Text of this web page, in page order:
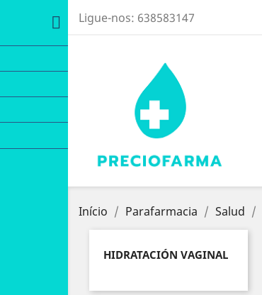
Ligue-nos: 638583147
Início Parafarmacia Salud
HIDRATACIÓN VAGINAL